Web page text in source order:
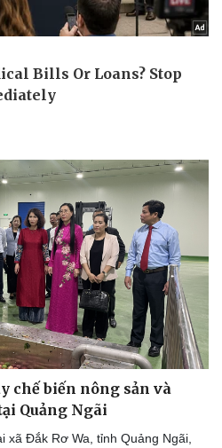
Xe máy
Tư vấn
chế biến nông sản và
Quảng Ngãi
xã Đắk Rơ Wa, tỉnh Quảng Ngãi,